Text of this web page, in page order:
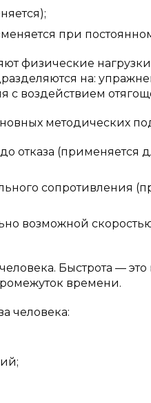
при
физические
на:
с воздействием
методических
отказа (применяется
сопротивления
возможной
Быстрота —
времени.
человека: